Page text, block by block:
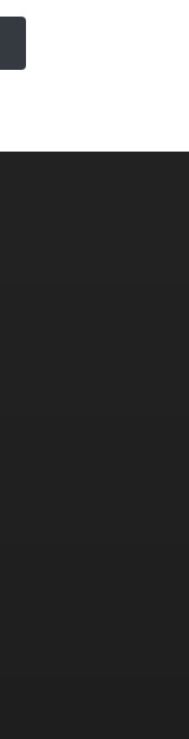
variations.